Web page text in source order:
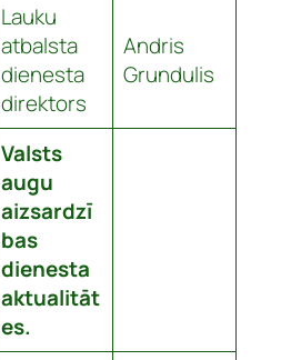
Lauku
atbalsta
dienesta
direktors
Andris
Grundulis
Valsts
augu
aizsardzī
bas
dienesta
aktualitāt
es.